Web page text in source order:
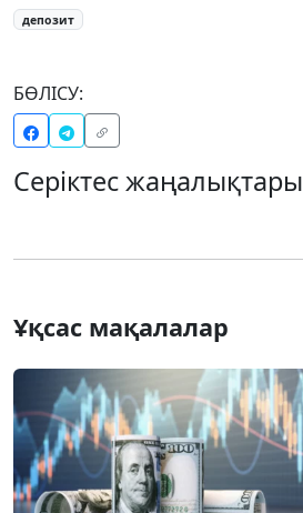
депозит
БӨЛІСУ:
Серіктес жаңалықтары
Ұқсас мақалалар